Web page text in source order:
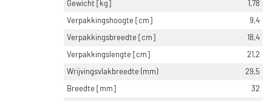
Gewicht [kg]
1,78
Verpakkingshoogte [cm]
9,4
Verpakkingsbreedte [cm]
18,4
Verpakkingslengte [cm]
21,2
Wrijvingsvlakbreedte (mm)
29,5
Breedte [mm]
32